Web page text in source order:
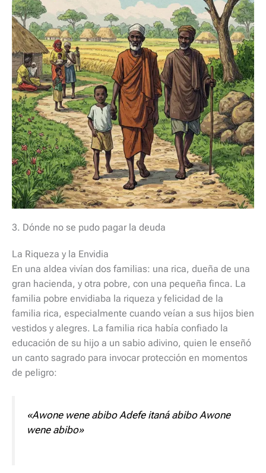
3. Dónde no se pudo pagar la deuda
La Riqueza y la Envidia
En una aldea vivían dos familias: una rica, dueña de una
gran hacienda, y otra pobre, con una pequeña finca. La
familia pobre envidiaba la riqueza y felicidad de la
familia rica, especialmente cuando veían a sus hijos bien
vestidos y alegres. La familia rica había confiado la
educación de su hijo a un sabio adivino, quien le enseñó
un canto sagrado para invocar protección en momentos
de peligro:
«Awone wene abibo Adefe itaná abibo Awone
wene abibo»